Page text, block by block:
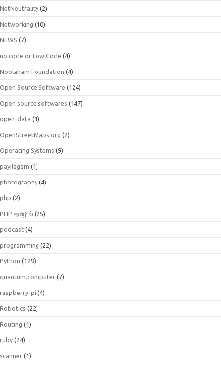
NetNeutrality (2)
Networking (10)
NEWS (7)
no code or Low Code (4)
Noolaham Foundation (4)
Open Source Software (124)
Open source softwares (147)
open-data (1)
OpenStreetMaps.org (2)
Operating Systems (9)
payilagam (1)
photography (4)
php (2)
PHP தமிழில் (25)
podcast (4)
programming (22)
Python (129)
quantum.computer (7)
raspberry-pi (4)
Robotics (22)
Routing (1)
ruby (24)
scanner (1)